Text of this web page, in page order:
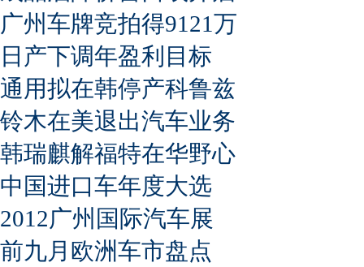
广州车牌竞拍得9121万
日产下调年盈利目标
通用拟在韩停产科鲁兹
铃木在美退出汽车业务
韩瑞麒解福特在华野心
中国进口车年度大选
2012广州国际汽车展
前九月欧洲车市盘点